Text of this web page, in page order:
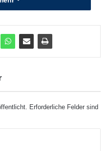
die Event- und
Einsatz- und
der mobilen und
Erforderliche Felder sind